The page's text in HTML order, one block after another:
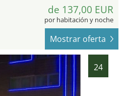
de 137,00 EUR
por habitación y noche
Mostrar oferta
24